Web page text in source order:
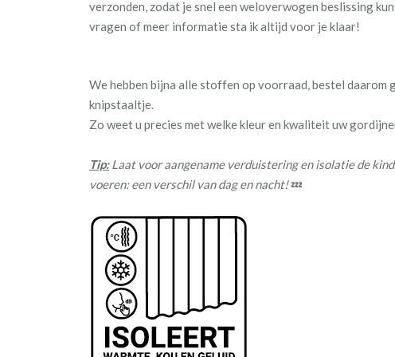
verzonden, zodat je snel een weloverwogen beslissing
vragen of meer informatie sta ik altijd voor je klaar!
We hebben bijna alle stoffen op voorraad, bestel daarom
knipstaaltje.
Zo weet u precies met welke kleur en kwaliteit uw
Tip:Laat voor aangename verduistering en isolatie de
voeren: een verschil van dag en nacht!💤